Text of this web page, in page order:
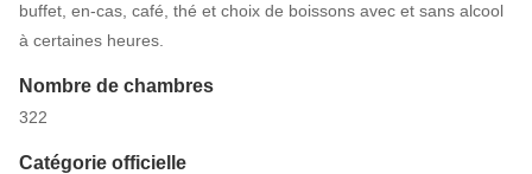
buffet, en-cas, café, thé et choix de boissons avec et sans alcool
à certaines heures.
Nombre de chambres
322
Catégorie officielle